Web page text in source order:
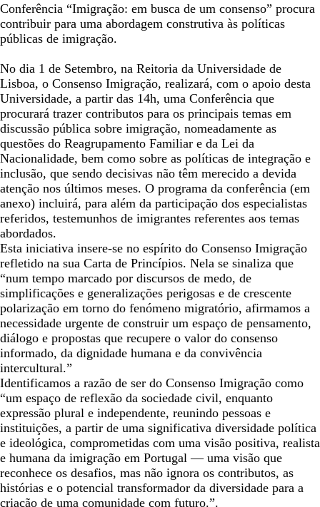
Conferência “Imigração: em busca de um consenso” procura
contribuir para uma abordagem construtiva às políticas
públicas de imigração.
No dia 1 de Setembro, na Reitoria da Universidade de
Lisboa, o Consenso Imigração, realizará, com o apoio desta
Universidade, a partir das 14h, uma Conferência que
procurará trazer contributos para os principais temas em
discussão pública sobre imigração, nomeadamente as
questões do Reagrupamento Familiar e da Lei da
Nacionalidade, bem como sobre as políticas de integração e
inclusão, que sendo decisivas não têm merecido a devida
atenção nos últimos meses. O programa da conferência (em
anexo) incluirá, para além da participação dos especialistas
referidos, testemunhos de imigrantes referentes aos temas
abordados.
Esta iniciativa insere-se no espírito do Consenso Imigração
refletido na sua Carta de Princípios. Nela se sinaliza que
“num tempo marcado por discursos de medo, de
simplificações e generalizações perigosas e de crescente
polarização em torno do fenómeno migratório, afirmamos a
necessidade urgente de construir um espaço de pensamento,
diálogo e propostas que recupere o valor do consenso
informado, da dignidade humana e da convivência
intercultural.”
Identificamos a razão de ser do Consenso Imigração como
“um espaço de reflexão da sociedade civil, enquanto
expressão plural e independente, reunindo pessoas e
instituições, a partir de uma significativa diversidade política
e ideológica, comprometidas com uma visão positiva, realista
e humana da imigração em Portugal — uma visão que
reconhece os desafios, mas não ignora os contributos, as
histórias e o potencial transformador da diversidade para a
criação de uma comunidade com futuro.”.